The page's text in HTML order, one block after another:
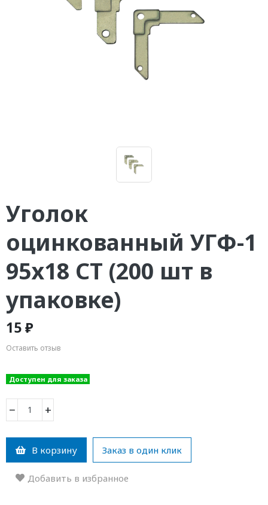
Уголок
оцинкованный УГФ-1
95х18 СТ (200 шт в
упаковке)
15 ₽
Оставить отзыв
Доступен для заказа
− +
В корзину Заказ в один клик
Добавить в избранное